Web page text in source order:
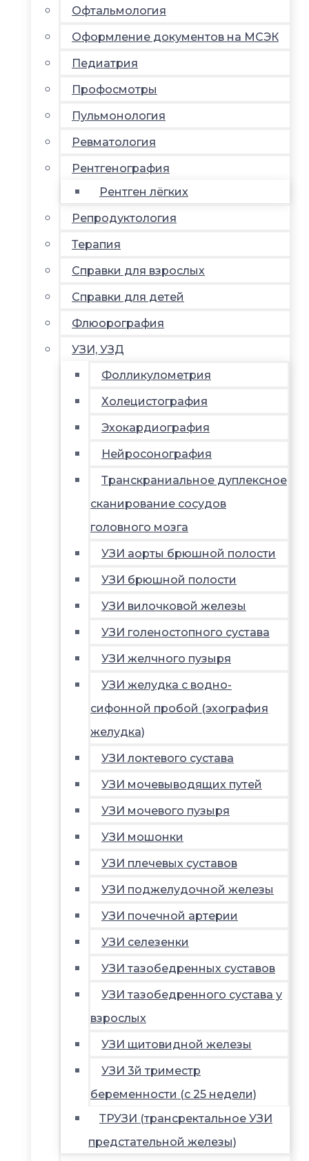
Офтальмология
Оформление документов на МСЭК
Педиатрия
Профосмотры
Пульмонология
Ревматология
Рентгенография
Рентген лёгких
Репродуктология
Терапия
Справки для взрослых
Справки для детей
Флюорография
УЗИ, УЗД
Фолликулометрия
Холецистография
Эхокардиография
Нейросонография
Транскраниальное дуплексное
сканирование сосудов
головного мозга
УЗИ аорты брюшной полости
УЗИ брюшной полости
УЗИ вилочковой железы
УЗИ голеностопного сустава
УЗИ желчного пузыря
УЗИ желудка с водно-
сифонной пробой (эхография
желудка)
УЗИ локтевого сустава
УЗИ мочевыводящих путей
УЗИ мочевого пузыря
УЗИ мошонки
УЗИ плечевых суставов
УЗИ поджелудочной железы
УЗИ почечной артерии
УЗИ селезенки
УЗИ тазобедренных суставов
УЗИ тазобедренного сустава у
взрослых
УЗИ щитовидной железы
УЗИ 3й триместр
беременности (с 25 недели)
ТРУЗИ (трансректальное УЗИ
предстательной железы)